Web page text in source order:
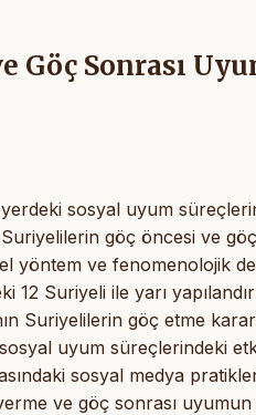
Sonrası
sosyal uyum
göç öncesi ve
yöntem ve fenomenolojik
Suriyeli ile yarı
Suriyelilerin göç etme
uyum süreçlerindeki
sosyal medya
ve göç sonrası